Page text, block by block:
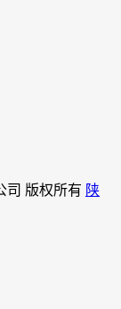
司 版权所有 陕